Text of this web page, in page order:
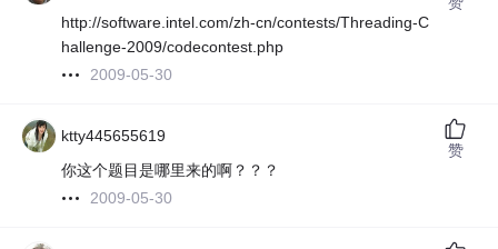
http://software.intel.com/zh-cn/contests/Threading-C
hallenge-2009/codecontest.php
2009-05-30
ktty445655619
你这个题目是哪里来的啊？？？
2009-05-30
赞